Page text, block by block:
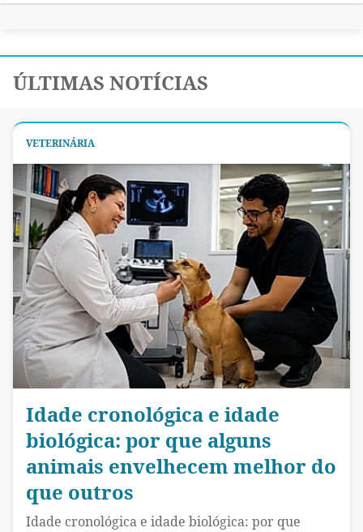
ÚLTIMAS NOTÍCIAS
VETERINÁRIA
Idade cronológica e idade
biológica: por que alguns
animais envelhecem melhor do
que outros
Idade cronológica e idade biológica: por que